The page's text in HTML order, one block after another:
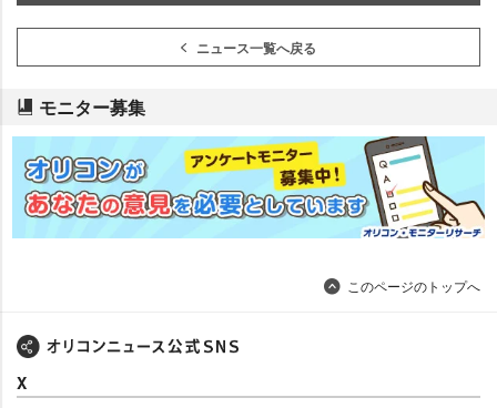
ニュース一覧へ戻る
モニター募集
このページのトップへ
X